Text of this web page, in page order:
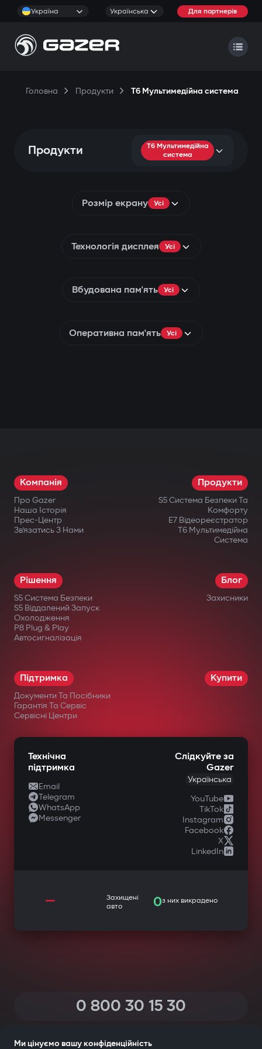
Україна Українська Для партнерів
Головна Продукти T6 Мультимедійна система
Продукти
T6 Мультимедійна
система
Розмір екрану Усі
Технологія дисплея Усі
Вбудована пам'ять Усі
Оперативна пам'ять Усі
Компанія
Про Gazer
Наша Історія
Прес-Центр
Зв’язатись З Нами
Продукти
S5 Система Безпеки Та
Комфорту
E7 Відеореєстратор
T6 Мультимедійна
Система
Рішення
S5 Система Безпеки
S5 Віддалений Запуск
Охолодження
P8 Plug & Play
Автосигналізація
Блог
Захисники
Підтримка
Документи Та Посібники
Гарантія Та Сервіс
Сервісні Центри
Купити
Технічна
підтримка
Email
Telegram
WhatsApp
Messenger
Слідкуйте за
Gazer
Українська
YouTube
TikTok
Instagram
Facebook
X
LinkedIn
—
Захищені
авто
0з них викрадено
0 800 30 15 30
Ми цінуємо вашу конфіденційність